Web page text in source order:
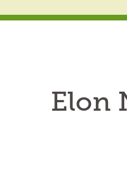
Elon